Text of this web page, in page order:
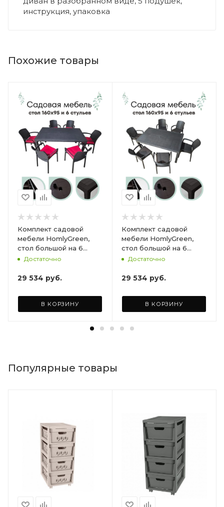
инструкция, упаковка
Похожие товары
Комплект садовой
мебели HomlyGreen,
стол большой на 6
персон 153х79х70, 6
бордовыми подушками
Достаточно
29 534 руб.
В КОРЗИНУ
Комплект садовой
мебели HomlyGreen,
стол большой на 6
персон 153х79х70, 6
коричневыми
Достаточно
29 534 руб.
В КОРЗИНУ
Популярные товары